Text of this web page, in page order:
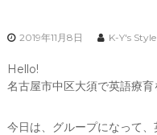
2019年11月8日 K-Y's Style
Hello!
名古屋市中区大須で英語療育
今日は、グループになって